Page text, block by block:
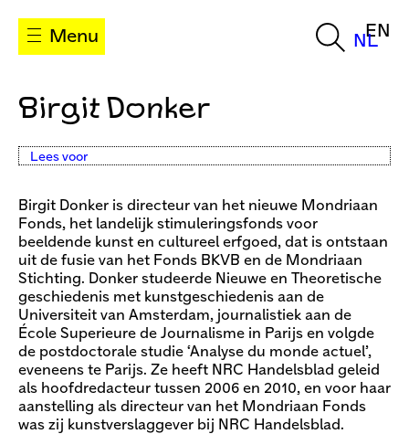
Menu NL
EN
Birgit Donker
Lees voor
Birgit Donker is directeur van het nieuwe Mondriaan
Fonds, het landelijk stimuleringsfonds voor
beeldende kunst en cultureel erfgoed, dat is ontstaan
uit de fusie van het Fonds BKVB en de Mondriaan
Stichting. Donker studeerde Nieuwe en Theoretische
geschiedenis met kunstgeschiedenis aan de
Universiteit van Amsterdam, journalistiek aan de
École Superieure de Journalisme in Parijs en volgde
de postdoctorale studie ‘Analyse du monde actuel’,
eveneens te Parijs. Ze heeft NRC Handelsblad geleid
als hoofdredacteur tussen 2006 en 2010, en voor haar
aanstelling als directeur van het Mondriaan Fonds
was zij kunstverslaggever bij NRC Handelsblad.